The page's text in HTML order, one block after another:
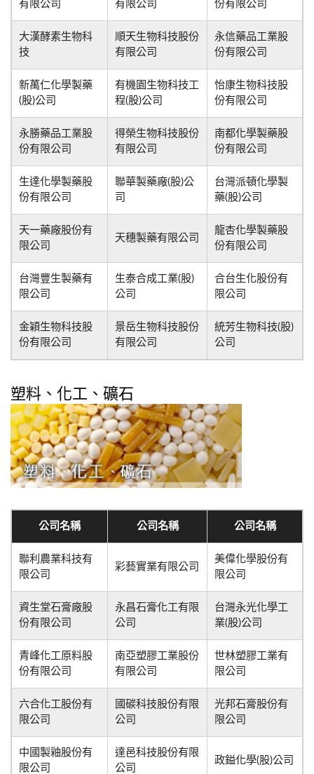
有限公司 有限公司 份有限公司
大漢酵素生物科
技
順天生物科技股份
有限公司
永信藥品工業股
份有限公司
新萬仁化學製藥
(股)公司
有機園生物科技工
程(股)公司
怡康生物科技股
份有限公司
永勝藥品工業股
份有限公司
得榮生物科技股份
有限公司
南都化學製藥股
份有限公司
生達化學製藥股
份有限公司
聯華製藥廠(股)公
司
台灣派頓化學製
藥(股)公司
天一藥廠股份有
限公司
天穗製藥有限公司
龍杏化學製藥股
份有限公司
台灣豐生製藥有
限公司
生泰合成工業(股)
公司
合台生化股份有
限公司
金穎生物科技股
份有限公司
景岳生物科技股份
有限公司
統芳生物科技(股)
公司
塑料、化工、礦石
公司名稱 公司名稱 公司名稱
聯利農業科技有
限公司
彩藝實業有限公司
美偉化學股份有
限公司
資生堂石膏廠股
份有限公司
永昌石膏化工有限
公司
台灣永光化學工
業(股)公司
青峰化工原料股
份有限公司
南亞塑膠工業股份
有限公司
世林塑膠工業有
限公司
六合化工股份有
限公司
國碳科技股份有限
公司
光邦石膏股份有
限公司
中國製釉股份有
限公司
達邑科技股份有限
公司
政鎰化學(股)公司